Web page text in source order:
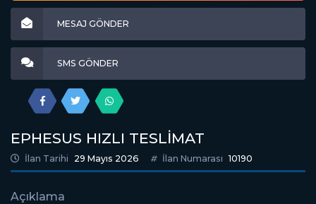
MESAJ GÖNDER
SMS GÖNDER
EPHESUS HIZLI TESLİMAT
İlan Tarihi 29 Mayıs 2026 İlan Numarası 10190
Açıklama